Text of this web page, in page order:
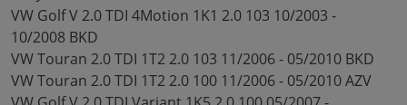
VW Golf V 2.0 TDI 4Motion 1K1 2.0 103 10/2003 -
10/2008 BKD
VW Touran 2.0 TDI 1T2 2.0 103 11/2006 - 05/2010 BKD
VW Touran 2.0 TDI 1T2 2.0 100 11/2006 - 05/2010 AZV